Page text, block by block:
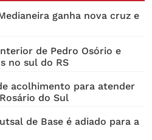
ganha nova cruz e
de Pedro Osório e
no sul do RS
acolhimento para atender
do Sul
de Base é adiado para a